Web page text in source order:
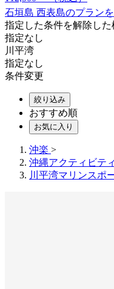
石垣島 西表島のプラン
指定した条件を解除した
指定なし
川平湾
指定なし
条件変更
絞り込み
おすすめ順
お気に入り
沖楽 >
沖縄アクティビティ
川平湾マリンスポ